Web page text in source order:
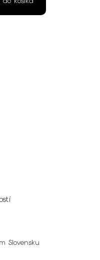
Slovensku